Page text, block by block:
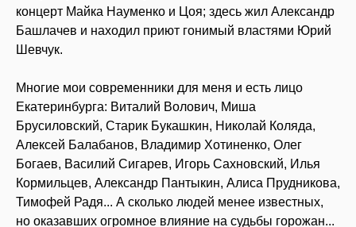
концерт Майка Науменко и Цоя; здесь жил Александр
Башлачев и находил приют гонимый властями Юрий
Шевчук.
Многие мои современники для меня и есть лицо
Екатеринбурга: Виталий Волович, Миша
Брусиловский, Старик Букашкин, Николай Коляда,
Алексей Балабанов, Владимир Хотиненко, Олег
Богаев, Василий Сигарев, Игорь Сахновский, Илья
Кормильцев, Александр Пантыкин, Алиса Прудникова,
Тимофей Радя... А сколько людей менее известных,
но оказавших огромное влияние на судьбы горожан...